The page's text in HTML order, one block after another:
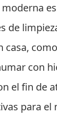
de
casa,
con
el fin de
para el